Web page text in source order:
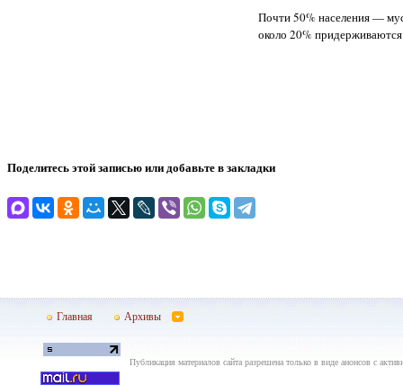
Почти 50% населения —
около 20%
Поделитесь этой записью или добавьте в закладки
Главная Архивы
Публикация материалов сайта разрешена только в виде анонсов с